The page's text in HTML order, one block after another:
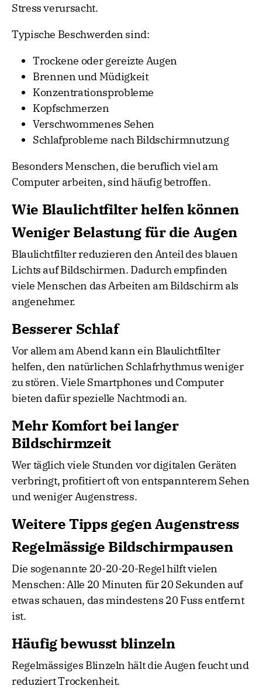
Stress verursacht.
Typische Beschwerden sind:
Trockene oder gereizte Augen
Brennen und Müdigkeit
Konzentrationsprobleme
Kopfschmerzen
Verschwommenes Sehen
Schlafprobleme nach Bildschirmnutzung
Besonders Menschen, die beruflich viel am
Computer arbeiten, sind häufig betroffen.
Wie Blaulichtfilter helfen können
Weniger Belastung für die Augen
Blaulichtfilter reduzieren den Anteil des blauen
Lichts auf Bildschirmen. Dadurch empfinden
viele Menschen das Arbeiten am Bildschirm als
angenehmer.
Besserer Schlaf
Vor allem am Abend kann ein Blaulichtfilter
helfen, den natürlichen Schlafrhythmus weniger
zu stören. Viele Smartphones und Computer
bieten dafür spezielle Nachtmodi an.
Mehr Komfort bei langer
Bildschirmzeit
Wer täglich viele Stunden vor digitalen Geräten
verbringt, profitiert oft von entspannterem Sehen
und weniger Augenstress.
Weitere Tipps gegen Augenstress
Regelmässige Bildschirmpausen
Die sogenannte 20-20-20-Regel hilft vielen
Menschen: Alle 20 Minuten für 20 Sekunden auf
etwas schauen, das mindestens 20 Fuss entfernt
ist.
Häufig bewusst blinzeln
Regelmässiges Blinzeln hält die Augen feucht und
reduziert Trockenheit.